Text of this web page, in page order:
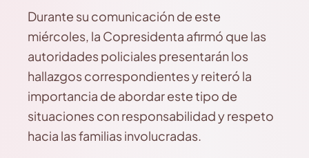
Durante su comunicación de este
miércoles, la Copresidenta afirmó que las
autoridades policiales presentarán los
hallazgos correspondientes y reiteró la
importancia de abordar este tipo de
situaciones con responsabilidad y respeto
hacia las familias involucradas.